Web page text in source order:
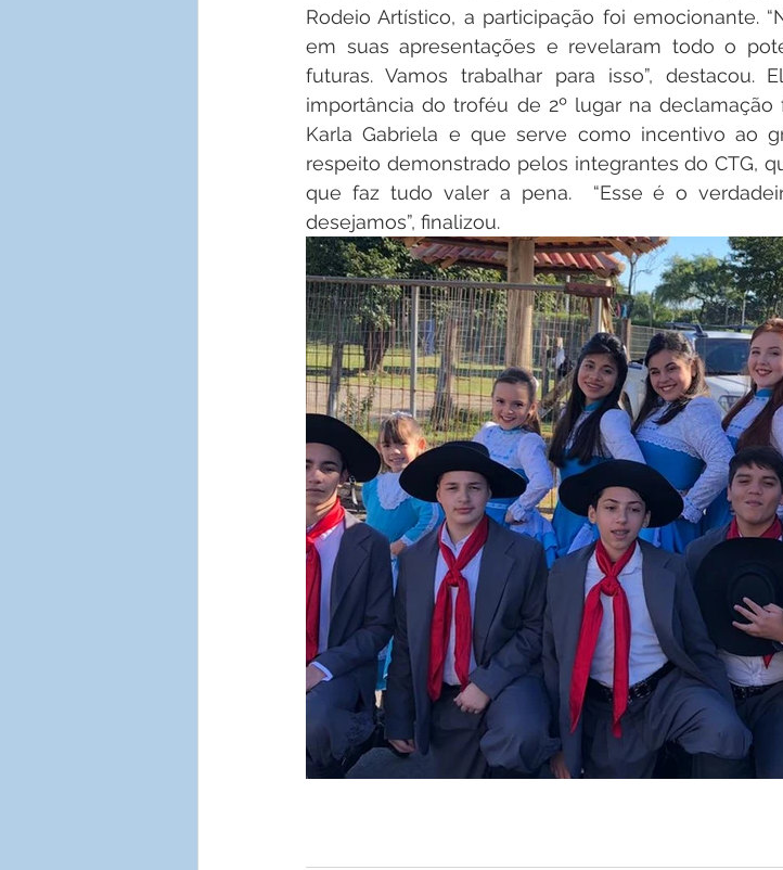
Rodeio Artístico, a participação foi emocionante.
em suas apresentações e revelaram todo o
futuras. Vamos trabalhar para isso”, destacou.
importância do troféu de 2º lugar na
Karla Gabriela e que serve como incentivo ao
respeito demonstrado pelos integrantes do CTG,
que faz tudo valer a pena.  “Esse é o
desejamos”, finalizou.